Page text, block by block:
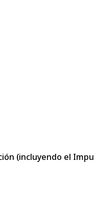
(incluyendo el